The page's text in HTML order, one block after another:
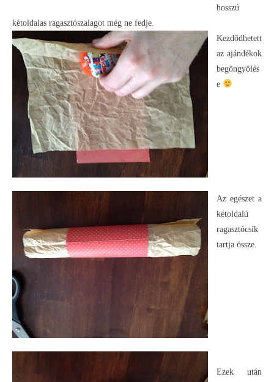
hosszú
kétoldalas ragasztószalagot még ne fedje.
Kezdődhetett
az ajándékok
begöngyölés
e
Az egészet a
kétoldalú
ragasztócsík
tartja össze.
Ezek után